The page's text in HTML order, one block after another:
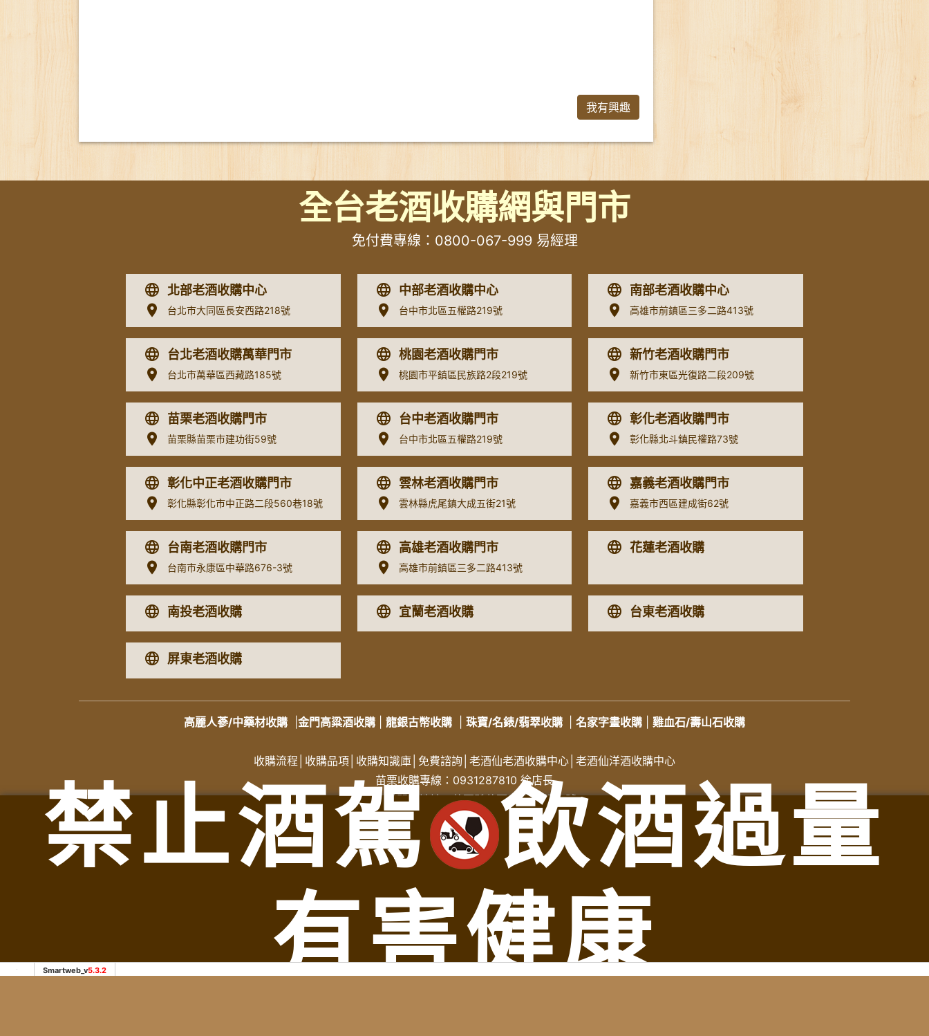
我有興趣
全台老酒收購網與門市
免付費專線： 0800-067-999易經理
北部老酒收購中心
台北市大同區長安西路218號
中部老酒收購中心
台中市北區五權路219號
南部老酒收購中心
高雄市前鎮區三多二路413號
台北老酒收購萬華門市
台北市萬華區西藏路185號
桃園老酒收購門市
桃園市平鎮區民族路2段219號
新竹老酒收購門市
新竹市東區光復路二段209號
苗栗老酒收購門市
苗栗縣苗栗市建功街59號
台中老酒收購門市
台中市北區五權路219號
彰化老酒收購門市
彰化縣北斗鎮民權路73號
彰化中正老酒收購門市
彰化縣彰化市中正路二段560巷18號
雲林老酒收購門市
雲林縣虎尾鎮大成五街21號
嘉義老酒收購門市
嘉義市西區建成街62號
台南老酒收購門市
台南市永康區中華路676-3號
高雄老酒收購門市
高雄市前鎮區三多二路413號
花蓮老酒收購
南投老酒收購 宜蘭老酒收購 台東老酒收購
屏東老酒收購
高麗人蔘/中藥材收購 金門高粱酒收購 龍銀古幣收購 珠寶/名錶/翡翠收購 名家字畫收購 雞血石/壽山石收購
收購流程 收購品項 收購知識庫 免費諮詢│ 老酒仙老酒收購中心 老酒仙洋酒收購中心
苗栗收購專線： 0931287810 徐店長
苗栗收購門市地址：苗栗縣苗栗市建功街59號
服務範圍：苗栗縣竹南鎮老酒收購、苗栗縣頭份市老酒收購、苗栗縣三灣鄉老酒收購、苗栗縣南庄鄉老酒收購、苗栗縣龍潭鄉老酒收購、苗栗縣後龍鎮老酒收購、苗栗縣通霄鎮老酒收購、苗栗縣苑裡鎮老酒收
購、苗栗縣苗栗市老酒收購、苗栗縣造橋鄉老酒收購、苗栗縣頭屋鄉老酒收購、苗栗縣公館鄉老酒收購、苗栗縣大湖鄉老酒收購、苗栗縣泰安鄉老酒收購、苗栗縣銅鑼鄉老酒收購、苗栗縣三義鄉老酒收購、苗栗
縣西湖鄉老酒收購、苗栗縣卓蘭鎮老酒收購
禁止酒駕
飲酒過量
有害健康
Smartweb_v5.3.2